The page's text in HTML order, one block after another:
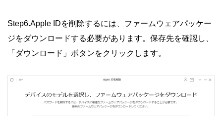
Step6.Apple IDを削除するには、ファームウェアパッケー
ジをダウンロードする必要があります。保存先を確認し、
「ダウンロード」ボタンをクリックします。